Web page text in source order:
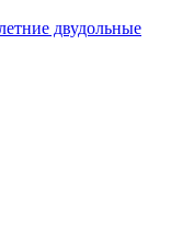
двудольные